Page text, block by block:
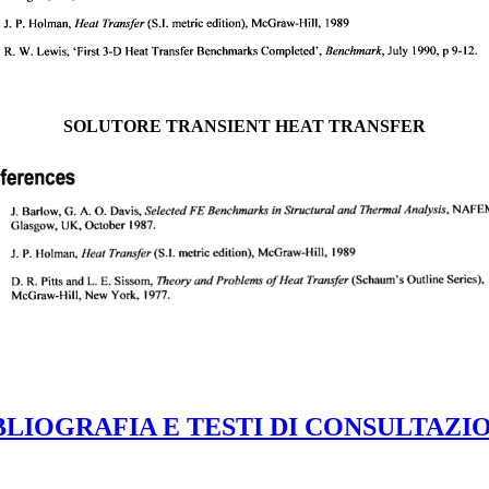
SOLUTORE TRANSIENT HEAT TRANSFER
E TESTI DI